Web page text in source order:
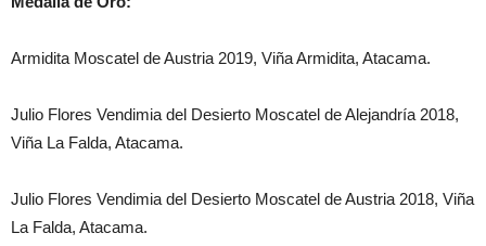
Armidita Moscatel de Austria 2019, Viña Armidita, Atacama.
Julio Flores Vendimia del Desierto Moscatel de Alejandría 2018,
Viña La Falda, Atacama.
Julio Flores Vendimia del Desierto Moscatel de Austria 2018, Viña
La Falda, Atacama.